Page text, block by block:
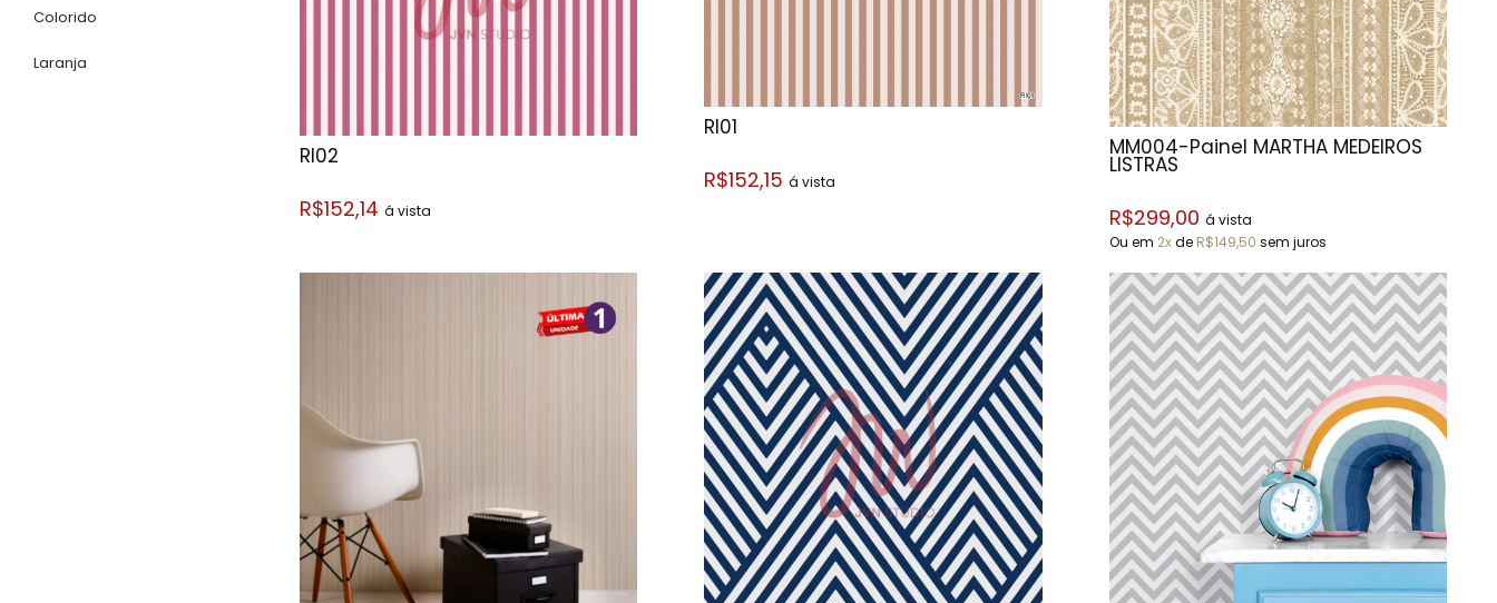
Colorido
Laranja
RI02
R$152,14 á vista
RI01
R$152,15á vista
MM004-Painel MARTHA MEDEIROS
LISTRAS
R$299,00 á vista
Ou em 2xde R$149,50 sem juros